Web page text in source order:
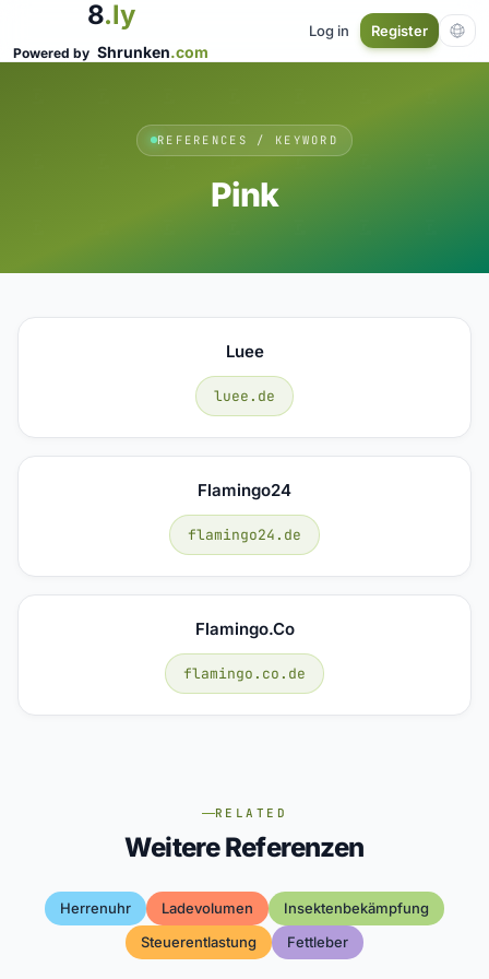
8.ly
Powered by Shrunken.com
Log in Register
REFERENCES / KEYWORD
Pink
Luee
luee.de
Flamingo24
flamingo24.de
Flamingo.co
flamingo.co.de
RELATED
Weitere Referenzen
Herrenuhr Ladevolumen
Insektenbekämpfung
Steuerentlastung
Fettleber